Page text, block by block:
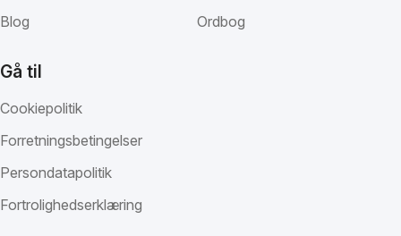
Blog
Ordbog
Gå til
Cookiepolitik
Forretningsbetingelser
Persondatapolitik
Fortrolighedserklæring